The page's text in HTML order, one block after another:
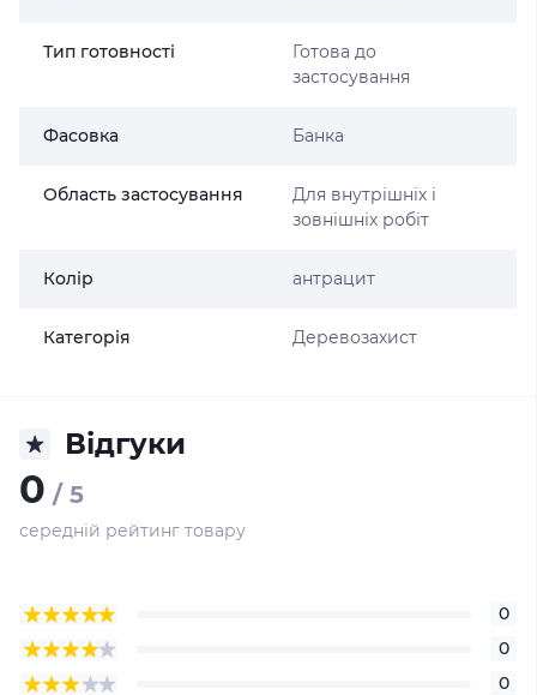
Тип готовності
Готова до
застосування
Фасовка Банка
Область застосування
Для внутрішніх і
зовнішніх робіт
Колір антрацит
Категорія Деревозахист
Відгуки
0 / 5
середній рейтинг товару
0
0
0